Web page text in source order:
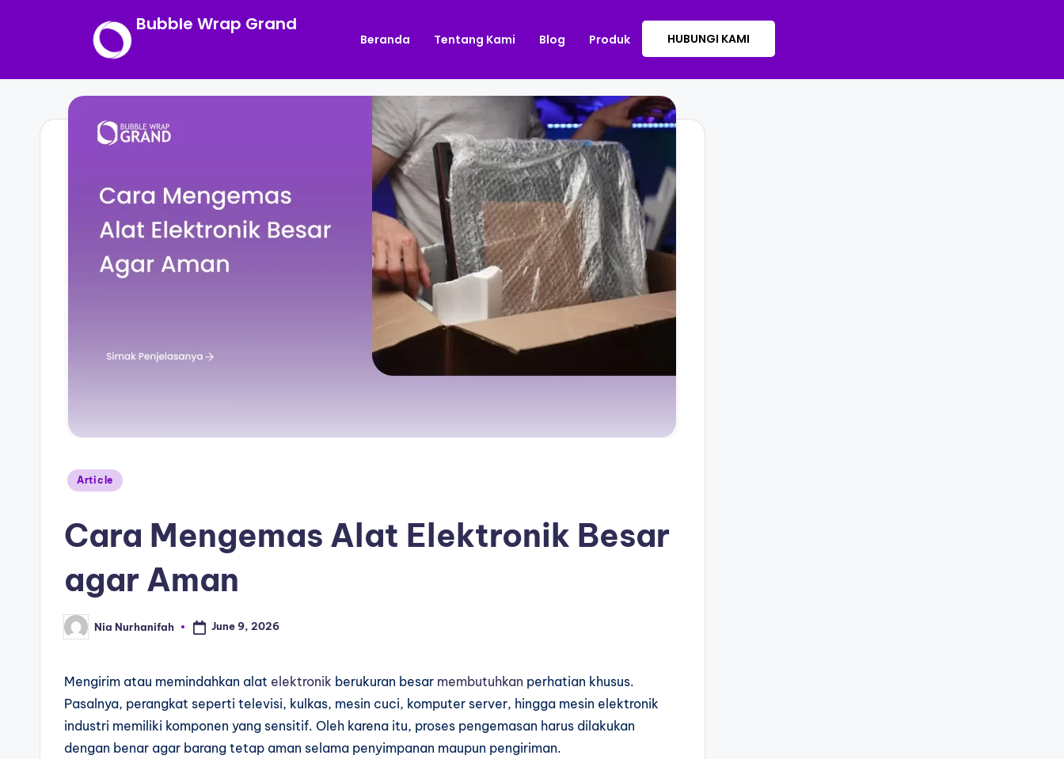
Bubble Wrap Grand
Beranda Tentang Kami Blog Produk HUBUNGI KAMI
Article
Cara Mengemas Alat Elektronik Besar
agar Aman
Nia Nurhanifah June 9, 2026
Mengirim atau memindahkan alat elektronik berukuran besar membutuhkan perhatian khusus.
Pasalnya, perangkat seperti televisi, kulkas, mesin cuci, komputer server, hingga mesin elektronik
industri memiliki komponen yang sensitif. Oleh karena itu, proses pengemasan harus dilakukan
dengan benar agar barang tetap aman selama penyimpanan maupun pengiriman.